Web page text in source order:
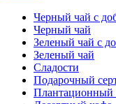
Черный чай с
Черный чай
Зеленый чай с
Зеленый чай
Сладости
Подарочный
Плантационный